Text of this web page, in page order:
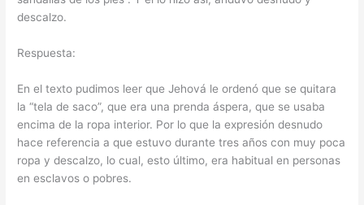
descalzo.
Respuesta:
En el texto pudimos leer que Jehová le ordenó que se quitara
la “tela de saco”, que era una prenda áspera, que se usaba
encima de la ropa interior. Por lo que la expresión desnudo
hace referencia a que estuvo durante tres años con muy poca
ropa y descalzo, lo cual, esto último, era habitual en personas
en esclavos o pobres.